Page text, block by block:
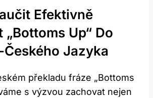
Efektivně
„Bottoms Up“ Do
Jazyka
překladu fráze „Bottoms
s výzvou zachovat nejen